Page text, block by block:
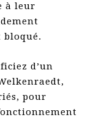
à leur
bloqué.
d’un
pour